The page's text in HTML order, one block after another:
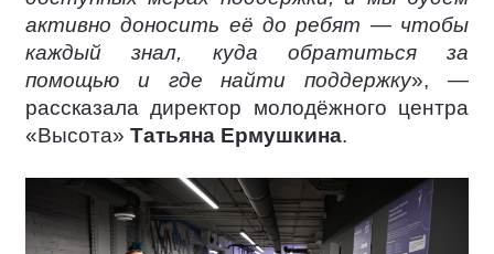
активно доносить её до ребят — чтобы
каждый знал, куда обратиться за
помощью и где найти поддержку», —
рассказала директор молодёжного центра
«Высота» Татьяна Ермушкина.